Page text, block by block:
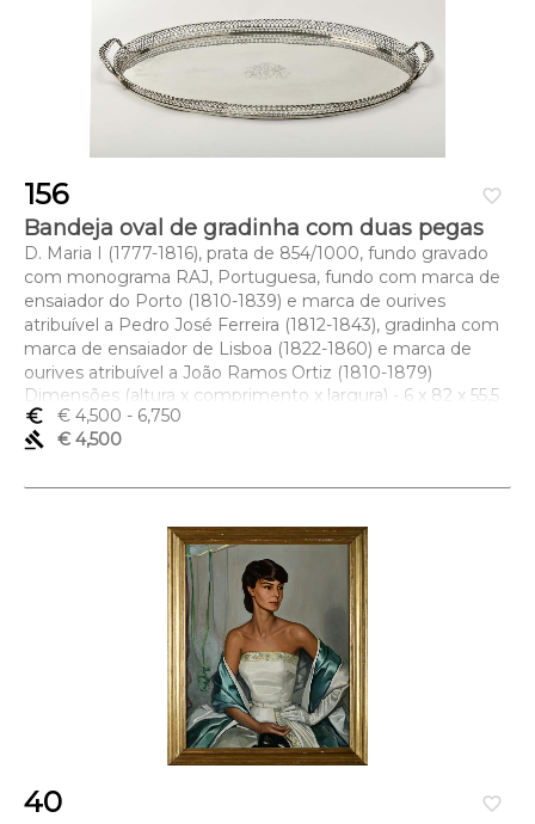
favorite_border
156
Bandeja oval de gradinha com duas pegas
D. Maria I (1777-1816), prata de 854/1000, fundo gravado
com monograma RAJ, Portuguesa, fundo com marca de
ensaiador do Porto (1810-1839) e marca de ourives
atribuível a Pedro José Ferreira (1812-1843), gradinha com
marca de ensaiador de Lisboa (1822-1860) e marca de
ourives atribuível a João Ramos Ortiz (1810-1879)
Dimensões (altura x comprimento x largura) - 6 x 82 x 55,5
cm; Peso - 5.683 g.
euro_symbol € 4,500 - 6,750
gavel
€ 4,500
favorite_border
40